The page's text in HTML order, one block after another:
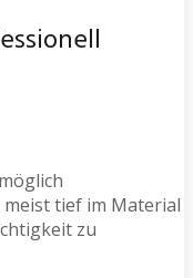
tief im Material
zu